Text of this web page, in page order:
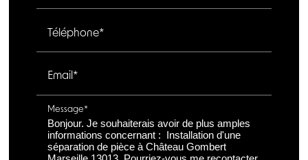
Téléphone*
Email*
Message*